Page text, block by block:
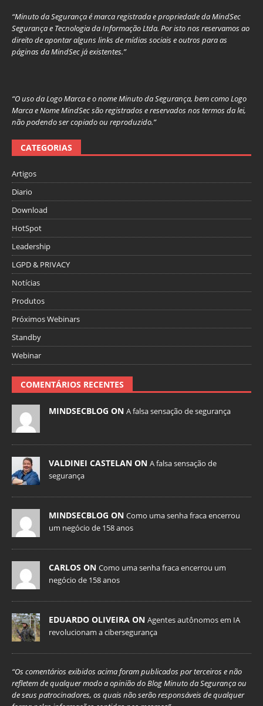
“Minuto da Segurança é marca registrada e propriedade da MindSec
Segurança e Tecnologia da Informação Ltda. Por isto nos reservamos ao
direito de apontar alguns links de mídias sociais e outros para as
páginas da MindSec já existentes.”
“O uso da Logo Marca e o nome Minuto da Segurança, bem como Logo
Marca e Nome MindSec são registrados e reservados nos termos da lei,
não podendo ser copiado ou reproduzido.”
CATEGORIAS
Artigos
Diario
Download
HotSpot
Leadership
LGPD & PRIVACY
Notícias
Produtos
Próximos Webinars
Standby
Webinar
COMENTÁRIOS RECENTES
MINDSECBLOG ON A falsa sensação de segurança
VALDINEI CASTELAN ON A falsa sensação de
segurança
MINDSECBLOG ON Como uma senha fraca encerrou
um negócio de 158 anos
CARLOS ON Como uma senha fraca encerrou um
negócio de 158 anos
EDUARDO OLIVEIRA ON Agentes autônomos em IA
revolucionam a cibersegurança
“Os comentários exibidos acima foram publicados por terceiros e não
refletem de qualquer modo a opinião do Blog Minuto da Segurança ou
de seus patrocinadores, os quais não serão responsáveis de qualquer